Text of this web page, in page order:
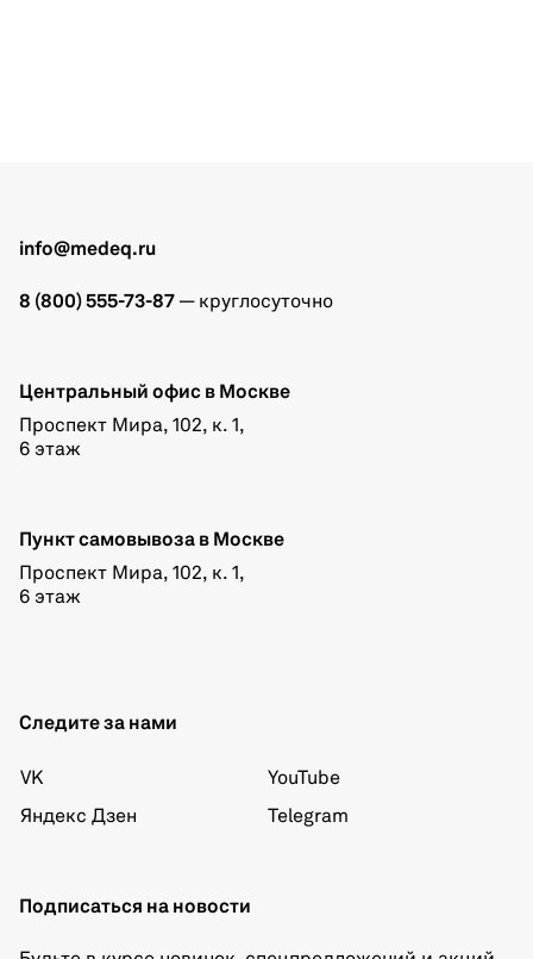
info@medeq.ru
8 (800) 555-73-87 — круглосуточно
Центральный офис в Москве
Проспект Мира, 102, к. 1,
6 этаж
Пункт самовывоза в Москве
Проспект Мира, 102, к. 1,
6 этаж
Следите за нами
VK
Яндекс Дзен
YouTube
Telegram
Подписаться на новости